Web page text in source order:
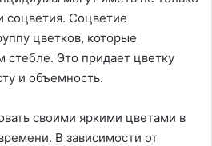
соцветия. Соцветие
цветков, которые
Это придает цветку
и объемность.
своими яркими цветами в
В зависимости от